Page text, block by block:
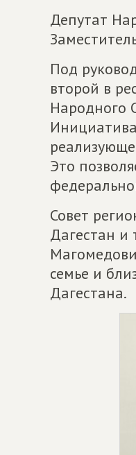
Депутат
Под
второй в
Народного
Это
Совет
Дагестан и
семье и
Дагестана.